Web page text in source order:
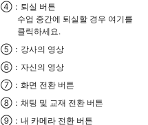
④：퇴실 버튼
수업 중간에 퇴실할 경우 여기를
클릭하세요.
⑤：강사의 영상
⑥：자신의 영상
⑦：화면 전환 버튼
⑧：채팅 및 교재 전환 버튼
⑨：내 카메라 전환 버튼